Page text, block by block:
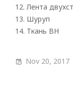
12. Лента
13. Шуруп
14. Ткань BH
Nov 20, 2017